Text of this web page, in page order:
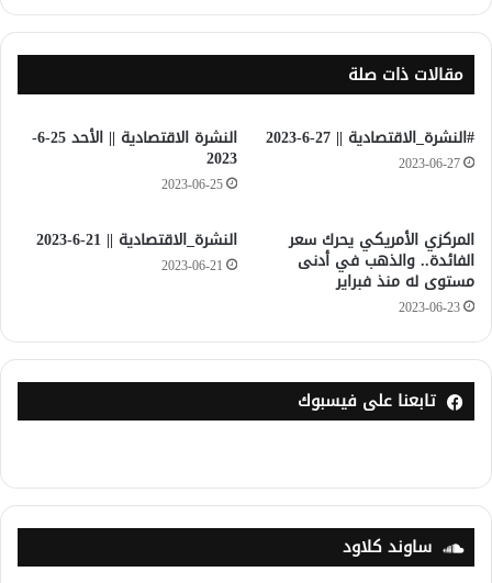
مقالات ذات صلة
#النشرة_الاقتصادية || 27-6-2023
2023-06-27
النشرة الاقتصادية || الأحد 25-6-
2023
2023-06-25
المركزي الأمريكي يحرك سعر
الفائدة.. والذهب في أدنى
مستوى له منذ فبراير
2023-06-23
النشرة_الاقتصادية || 21-6-2023
2023-06-21
تابعنا على فيسبوك
ساوند كلاود